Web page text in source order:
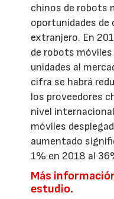
chinos de robots
oportunidades de
extranjero. En
de robots
unidades al
cifra se habrá
los proveedores
nivel
móviles
aumentado
1% en 2018 al
Más
estudio.